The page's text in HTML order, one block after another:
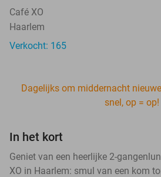
Café XO
Haarlem
Verkocht: 165
Dagelijks om middernacht
snel, op = op!
In het kort
Geniet van een heerlijke 2-
XO in Haarlem: smul van een kom